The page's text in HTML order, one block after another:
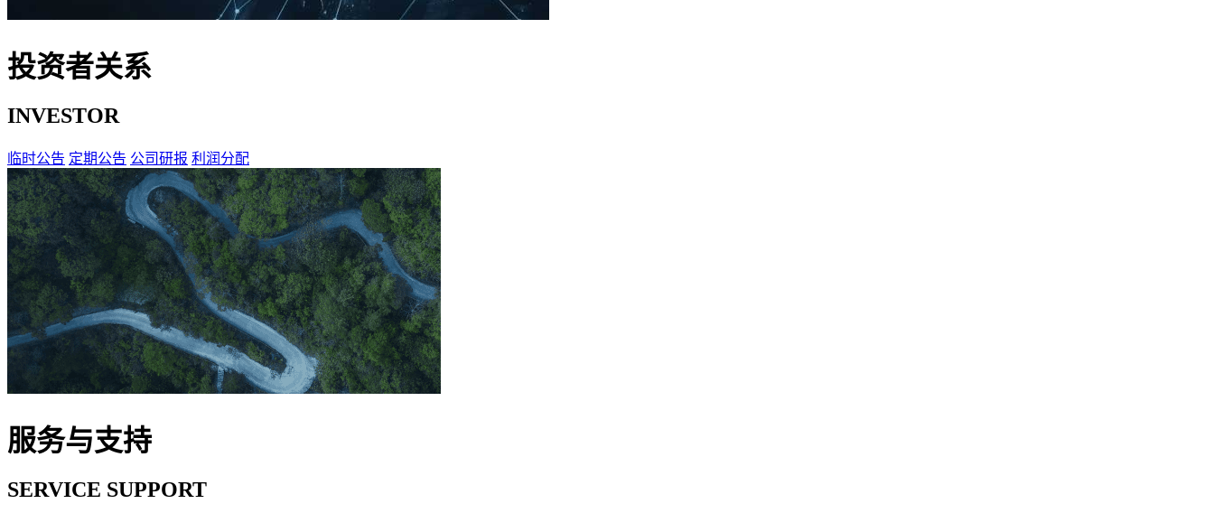
投资者关系
INVESTOR
临时公告 定期公告 公司研报 利润分配
服务与支持
SERVICE SUPPORT